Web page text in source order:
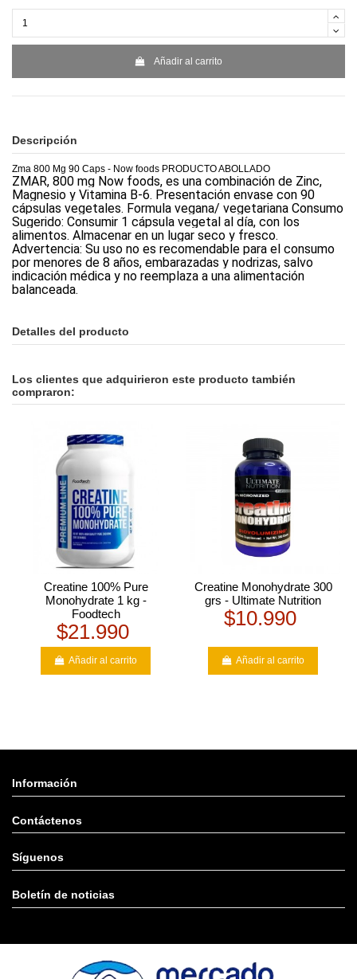
Añadir al carrito
Descripción
Zma 800 Mg 90 Caps - Now foods PRODUCTO ABOLLADO
ZMAR, 800 mg Now foods, es una combinación de Zinc,
Magnesio y Vitamina B-6. Presentación envase con 90
cápsulas vegetales. Formula vegana/ vegetariana Consumo
Sugerido: Consumir 1 cápsula vegetal al día, con los
alimentos. Almacenar en un lugar seco y fresco.
Advertencia: Su uso no es recomendable para el consumo
por menores de 8 años, embarazadas y nodrizas, salvo
indicación médica y no reemplaza a una alimentación
balanceada.
Detalles del producto
Los clientes que adquirieron este producto también
compraron:
Creatine 100% Pure
Monohydrate 1 kg -
Foodtech
$21.990
Añadir al carrito
Creatine Monohydrate 300
grs - Ultimate Nutrition
$10.990
Añadir al carrito
Información
Contáctenos
Síguenos
Boletín de noticias